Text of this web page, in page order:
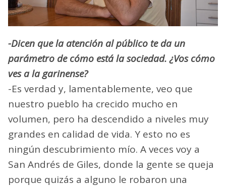
-Dicen que la atención al público te da un
parámetro de cómo está la sociedad. ¿Vos cómo
ves a la garinense?
-Es verdad y, lamentablemente, veo que
nuestro pueblo ha crecido mucho en
volumen, pero ha descendido a niveles muy
grandes en calidad de vida. Y esto no es
ningún descubrimiento mío. A veces voy a
San Andrés de Giles, donde la gente se queja
porque quizás a alguno le robaron una